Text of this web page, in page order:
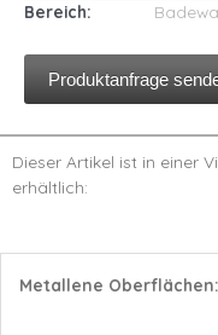
Bereich:
Produktanfrage
Dieser Artikel ist in einer
erhältlich:
Metallene Oberflächen: